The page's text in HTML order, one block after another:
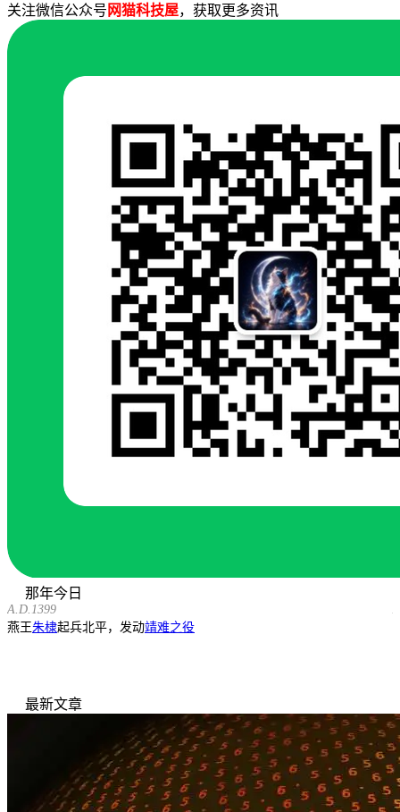
关注微信公众号 网猫科技屋，获取更多资讯
那年今日
A.D.1399
燕王朱棣起兵北平，发动靖难之役
最新文章